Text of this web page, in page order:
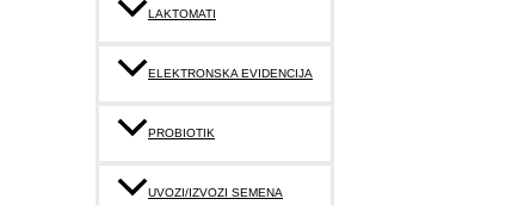
LAKTOMATI
ELEKTRONSKA EVIDENCIJA
PROBIOTIK
UVOZI/IZVOZI SEMENA